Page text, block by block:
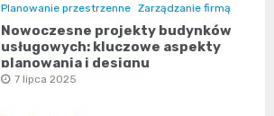
Planowanie przestrzenne Zarządzanie firmą
Nowoczesne projekty budynków
usługowych: kluczowe aspekty
planowania i designu
7 lipca 2025